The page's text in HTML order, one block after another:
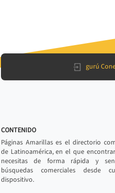
gurú
CONTENIDO
Páginas Amarillas es el directorio
de Latinoamérica, en el que
necesitas de forma rápida y
búsquedas comerciales desde
dispositivo.